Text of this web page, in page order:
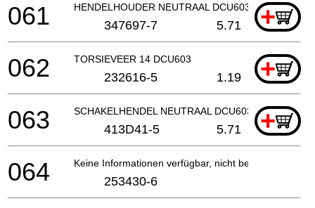
HENDELHOUDER NEUTRAAL DCU603 +
061 347697-7 5.71
TORSIEVEER 14 DCU603 +
062 232616-5 1.19
SCHAKELHENDEL NEUTRAAL DCU603 +
063 413D41-5 5.71
Keine Informationen verfügbar, nicht bestellbar
064 253430-6